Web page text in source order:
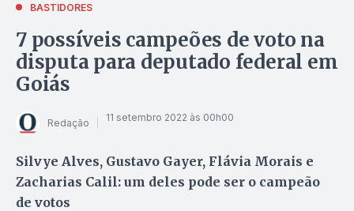
BASTIDORES
7 possíveis campeões de voto na
disputa para deputado federal em
Goiás
Redação 11 setembro 2022 às 00h00
Silvye Alves, Gustavo Gayer, Flávia Morais e
Zacharias Calil: um deles pode ser o campeão
de votos